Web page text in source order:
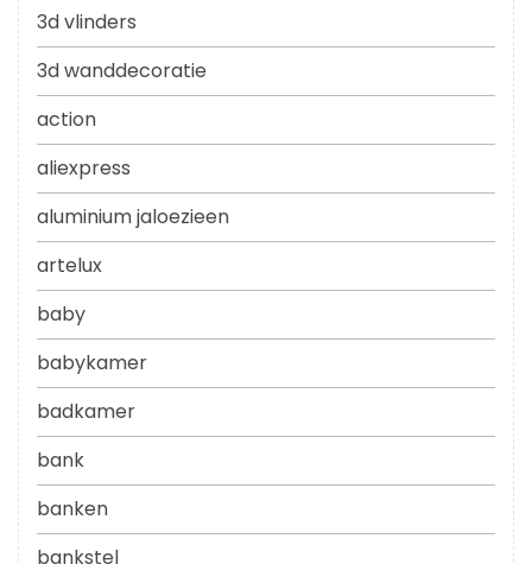
3d vlinders
3d wanddecoratie
action
aliexpress
aluminium jaloezieen
artelux
baby
babykamer
badkamer
bank
banken
bankstel